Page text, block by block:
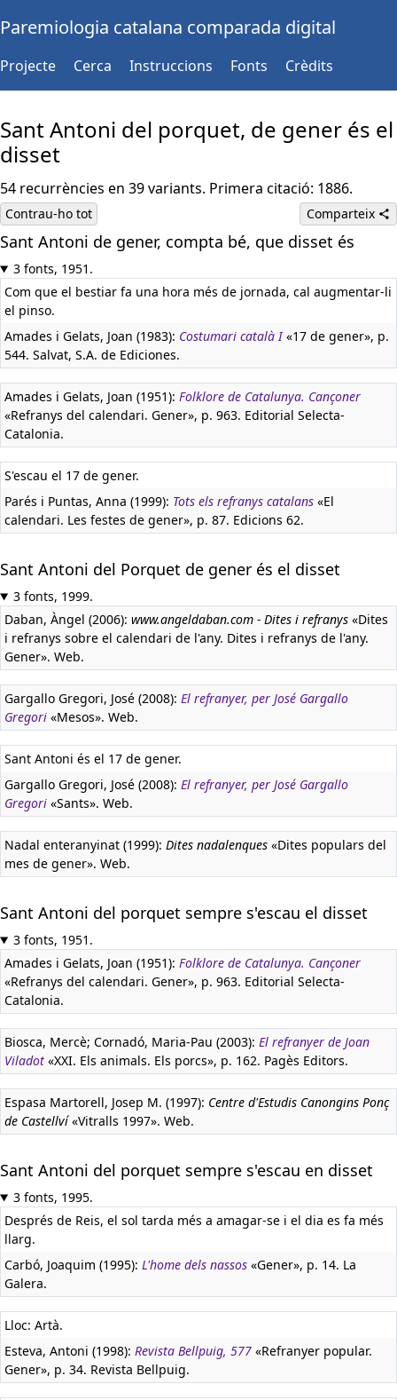
Paremiologia catalana comparada digital
Projecte Cerca Instruccions Fonts Crèdits
Sant Antoni del porquet, de gener és el
disset
54 recurrències en 39 variants. Primera citació: 1886.
Contrau-ho tot Comparteix
Sant Antoni de gener, compta bé, que disset és
3 fonts, 1951.
Com que el bestiar fa una hora més de jornada, cal augmentar-li
el pinso.
Amades i Gelats, Joan (1983): Costumari català I«17 de gener», p.
544. Salvat, S.A. de Ediciones.
Amades i Gelats, Joan (1951): Folklore de Catalunya. Cançoner
«Refranys del calendari. Gener», p. 963. Editorial Selecta-
Catalonia.
S'escau el 17 de gener.
Parés i Puntas, Anna (1999): Tots els refranys catalans «El
calendari. Les festes de gener», p. 87. Edicions 62.
Sant Antoni del Porquet de gener és el disset
3 fonts, 1999.
Daban, Àngel (2006): www.angeldaban.com - Dites i refranys «Dites
i refranys sobre el calendari de l'any. Dites i refranys de l'any.
Gener». Web.
Gargallo Gregori, José (2008): El refranyer, per José Gargallo
Gregori «Mesos». Web.
Sant Antoni és el 17 de gener.
Gargallo Gregori, José (2008): El refranyer, per José Gargallo
Gregori «Sants». Web.
Nadal enteranyinat (1999): Dites nadalenques «Dites populars del
mes de gener». Web.
Sant Antoni del porquet sempre s'escau el disset
3 fonts, 1951.
Amades i Gelats, Joan (1951): Folklore de Catalunya. Cançoner
«Refranys del calendari. Gener», p. 963. Editorial Selecta-
Catalonia.
Biosca, Mercè; Cornadó, Maria-Pau (2003): El refranyer de Joan
Viladot «XXI. Els animals. Els porcs», p. 162. Pagès Editors.
Espasa Martorell, Josep M. (1997): Centre d'Estudis Canongins Ponç
de Castellví«Vitralls 1997». Web.
Sant Antoni del porquet sempre s'escau en disset
3 fonts, 1995.
Després de Reis, el sol tarda més a amagar-se i el dia es fa més
llarg.
Carbó, Joaquim (1995): L'home dels nassos «Gener», p. 14. La
Galera.
Lloc: Artà.
Esteva, Antoni (1998): Revista Bellpuig, 577 «Refranyer popular.
Gener», p. 34. Revista Bellpuig.